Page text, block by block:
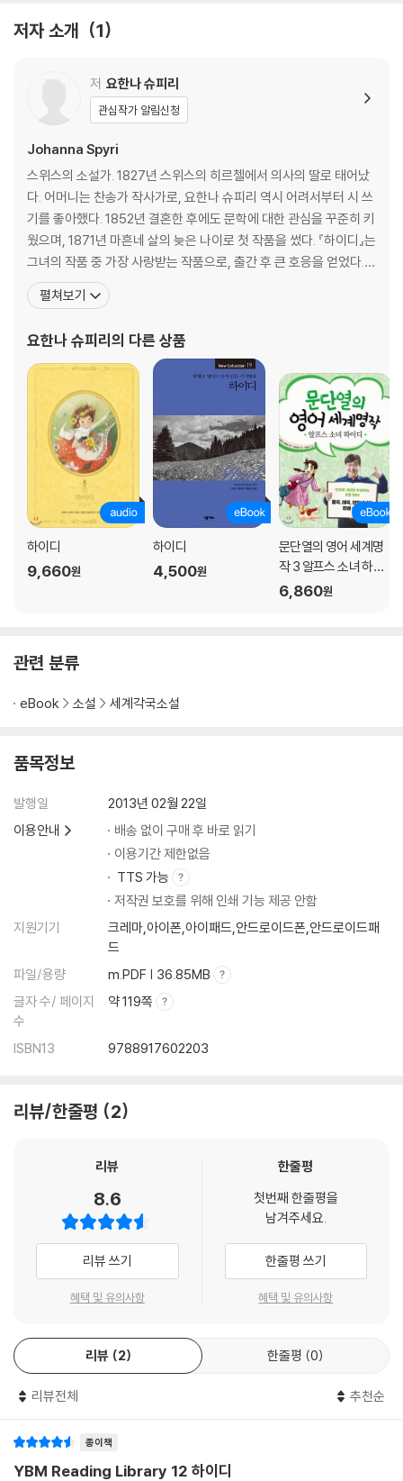
저자 소개 1
저 요한나 슈피리
관심작가 알림신청
Johanna Spyri
스위스의 소설가. 1827년 스위스의 히르첼에서 의사의 딸로 태어났
다. 어머니는 찬송가 작사가로, 요한나 슈피리 역시 어려서부터 시 쓰
기를 좋아했다. 1852년 결혼한 후에도 문학에 대한 관심을 꾸준히 키
웠으며, 1871년 마흔네 살의 늦은 나이로 첫 작품을 썼다. 『하이디』는
그녀의 작품 중 가장 사랑받는 작품으로, 출간 후 큰 호응을 얻었다.
권위적인 교육관이 팽배했던 당시로서는 어린이를 독립된 인격체로
존중하고 자연의 힘으로 아이를 키운다는 주제가 매우 파적이었기 때
그 후 창작 활동에만 전념하다 1901년
펼쳐보기
요한나 슈피리 의 다른 상품
하이디
9,660원
하이디
4,500원
문단열의 영어 세계명
작 3 알프스 소녀 하이
디
6,860원
관련 분류
eBook 소설 세계각국소설
품목정보
발행일
2013년 02월 22일
이용안내
배송 없이 구매 후 바로 읽기
이용기간 제한없음
TTS 가능
저작권 보호를 위해 인쇄 기능 제공 안함
지원기기
크레마,아이폰,아이패드,안드로이드폰,안드로이드패
드
파일/용량
m.PDF | 36.85MB
글자 수/ 페이지
수
약 119쪽
ISBN13 9788917602203
리뷰/한줄평 2
리뷰
8.6
리뷰 쓰기
혜택 및 유의사항
한줄평
첫번째 한줄평을
남겨주세요.
한줄평 쓰기
혜택 및 유의사항
리뷰 2 한줄평 0
리뷰전체 추천순
종이책
YBM Reading Library 12 하이디